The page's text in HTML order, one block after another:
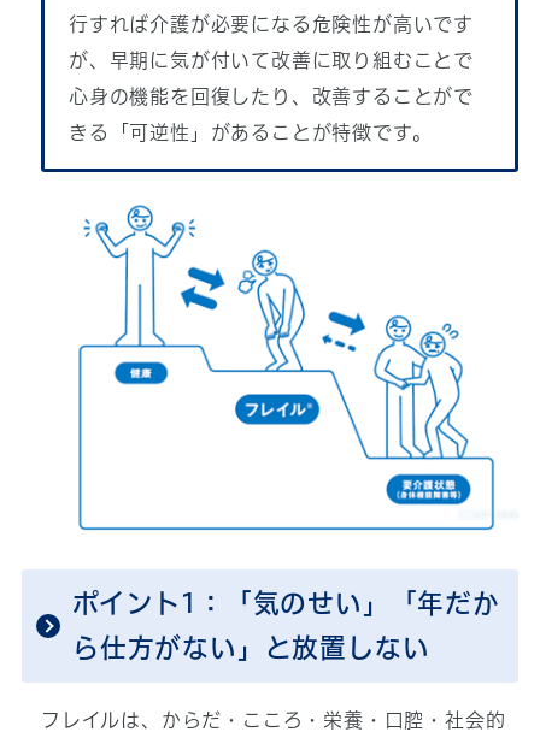
行すれば介護が必要になる危険性が高いです
が、早期に気が付いて改善に取り組むことで
心身の機能を回復したり、改善することがで
きる「可逆性」があることが特徴です。
ポイント1：「気のせい」「年だか
ら仕方がない」と放置しない
フレイルは、からだ・こころ・栄養・口腔・社会的